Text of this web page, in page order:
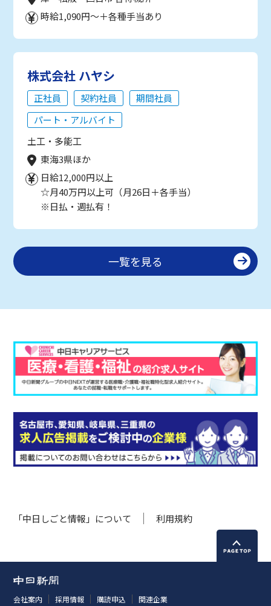
時給1,090円～＋各種手当あり
株式会社 ハヤシ
正社員 契約社員
期間社員
パート・アルバイト
土工・多能工
東海3県ほか
日給12,000円以上
☆月40万円以上可（月26日＋各手当）
※日払・週払有！
一覧を見る
「中日しごと情報」について 利用規約
会社案内 採用情報 購読申込 関連企業